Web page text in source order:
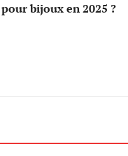
bijoux en 2025 ?